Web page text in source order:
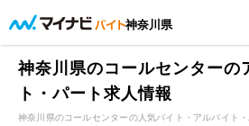
神奈川県
神奈川県のコールセンターの
ト・パート求人情報
神奈川県のコールセンターの人気バイト・アルバイト